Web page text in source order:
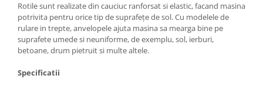
Rotile sunt realizate din cauciuc ranforsat si elastic, facand masina
potrivita pentru orice tip de suprafețe de sol. Cu modelele de
rulare in trepte, anvelopele ajuta masina sa mearga bine pe
suprafete umede si neuniforme, de exemplu, sol, ierburi,
betoane, drum pietruit si multe altele.
Specificatii